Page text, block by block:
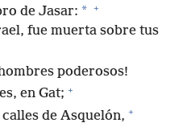
de Jasar: * +
fue muerta sobre tus
poderosos!
en Gat; +
de Asquelón, +